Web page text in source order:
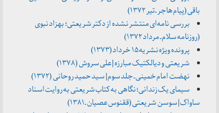
باقی (پیام هاجر ـ تیر ۱۳۷۲)
بررسی نامه‌ای منتشر نشده از دکتر شریعتی؛ بهزاد نبوی
(روزنامه سلام ـ مرداد ۱۳۷۲)
پرونده ویژه نشریه ۱۵ خرداد (۱۳۷۳)
شریعتی و دیالکتیک مبارزه | علی سروش (۱۳۷۸)
نهضت امام خمینی ـ جلد سوم | سید حمید روحانی (۱۳۷۲)
سیمای یک زندانی؛ نگاهی به کتاب شریعتی به روایت اسناد
ساواک | سوسن شریعتی (ققنوس عصیان ـ ۱۳۸۱)